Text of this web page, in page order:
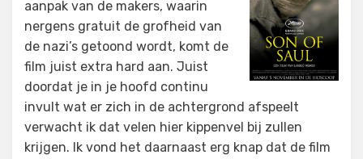
aanpak van de makers, waarin
nergens gratuit de grofheid van
de nazi’s getoond wordt, komt de
film juist extra hard aan. Juist
doordat je in je hoofd continu
invult wat er zich in de achtergrond afspeelt
verwacht ik dat velen hier kippenvel bij zullen
krijgen. Ik vond het daarnaast erg knap dat de film